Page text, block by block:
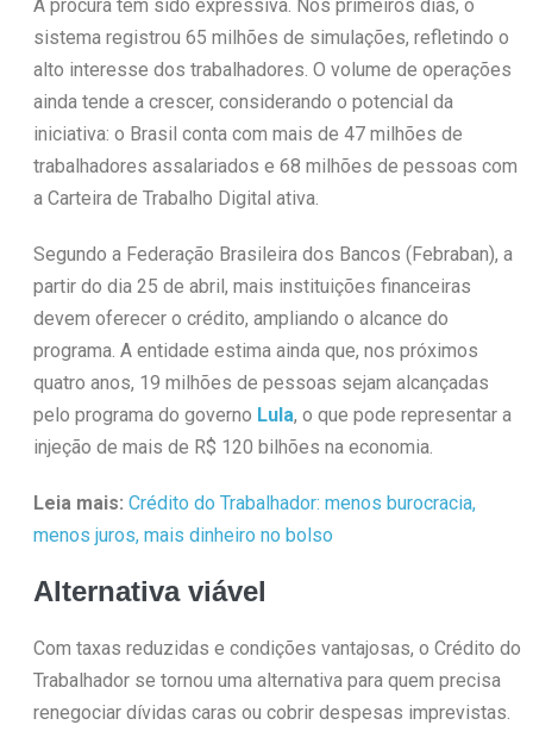
A procura tem sido expressiva. Nos primeiros dias, o
sistema registrou 65 milhões de simulações, refletindo o
alto interesse dos trabalhadores. O volume de operações
ainda tende a crescer, considerando o potencial da
iniciativa: o Brasil conta com mais de 47 milhões de
trabalhadores assalariados e 68 milhões de pessoas com
a Carteira de Trabalho Digital ativa.
Segundo a Federação Brasileira dos Bancos (Febraban), a
partir do dia 25 de abril, mais instituições financeiras
devem oferecer o crédito, ampliando o alcance do
programa. A entidade estima ainda que, nos próximos
quatro anos, 19 milhões de pessoas sejam alcançadas
pelo programa do governo Lula, o que pode representar a
injeção de mais de R$ 120 bilhões na economia.
Leia mais: Crédito do Trabalhador: menos burocracia,
menos juros, mais dinheiro no bolso
Alternativa viável
Com taxas reduzidas e condições vantajosas, o Crédito do
Trabalhador se tornou uma alternativa para quem precisa
renegociar dívidas caras ou cobrir despesas imprevistas.